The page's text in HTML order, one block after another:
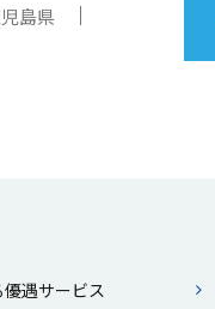
島県
遇サービス